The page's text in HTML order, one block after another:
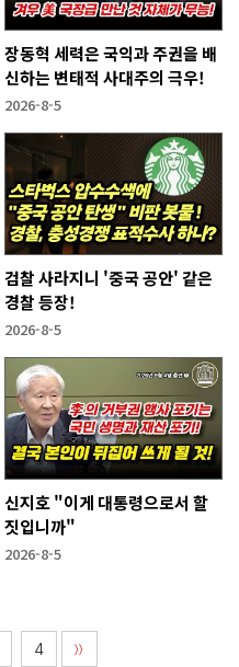
장동혁 세력은 국익과 주권을 배
신하는 변태적 사대주의 극우!
2026-8-5
검찰 사라지니 '중국 공안' 같은
경찰 등장!
2026-8-5
신지호 "이게 대통령으로서 할
짓입니까"
2026-8-5
4 〉〉